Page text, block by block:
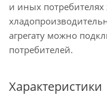
и иных
агрегату можно
потребителей.
Характеристики